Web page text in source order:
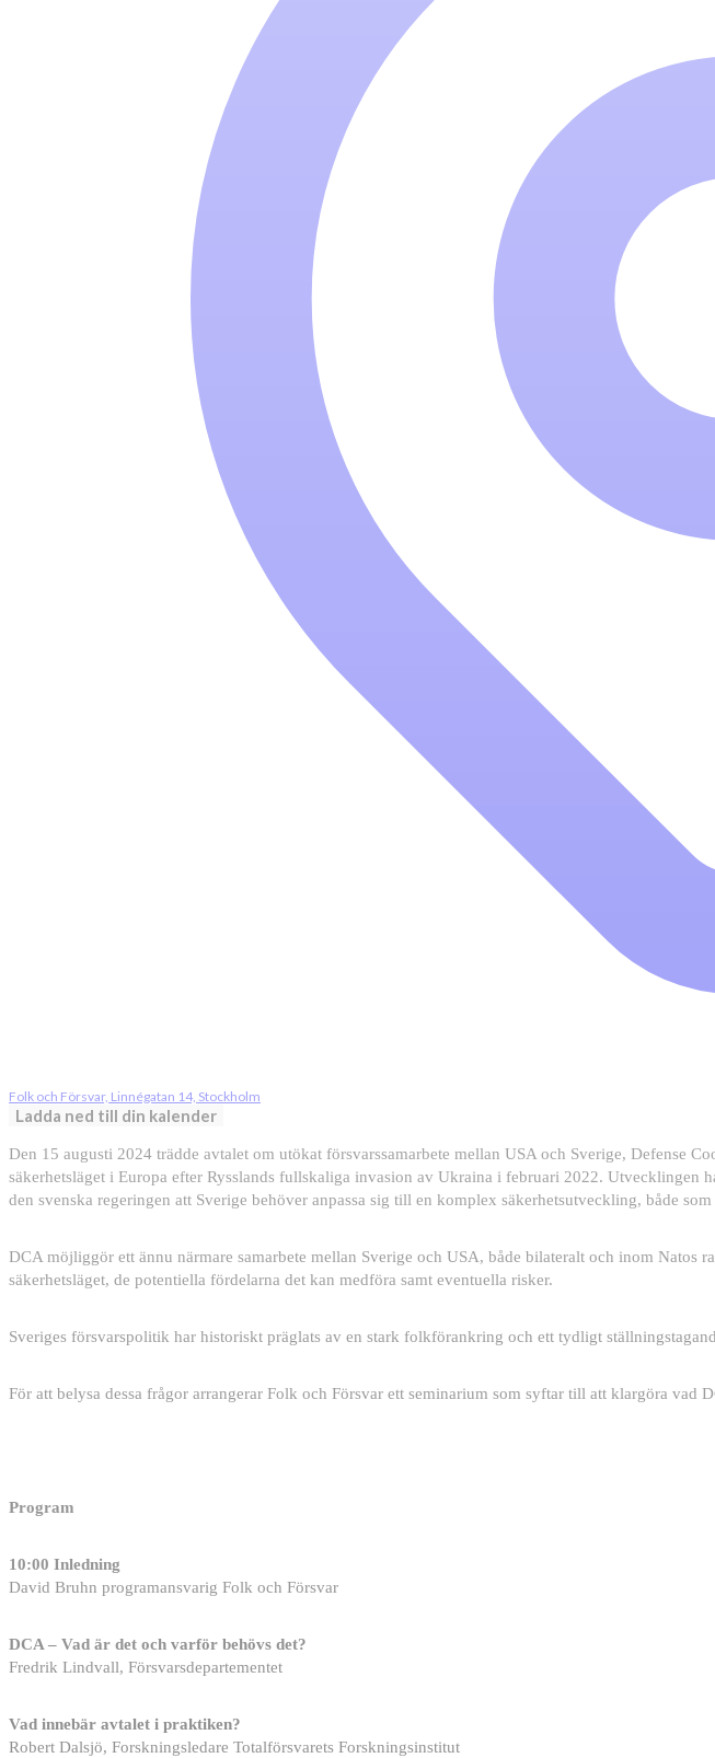
Folk och Försvar, Linnégatan 14, Stockholm
Ladda ned till din kalender
Den 15 augusti 2024 trädde avtalet om utökat försvarssamarbete mellan USA och Sverige, Defense
säkerhetsläget i Europa efter Rysslands fullskaliga invasion av Ukraina i februari 2022.
den svenska regeringen att Sverige behöver anpassa sig till en komplex säkerhetsutveckling, både
DCA möjliggör ett ännu närmare samarbete mellan Sverige och USA, både bilateralt och inom
säkerhetsläget, de potentiella fördelarna det kan medföra samt eventuella risker.
Sveriges försvarspolitik har historiskt präglats av en stark folkförankring och ett tydligt
För att belysa dessa frågor arrangerar Folk och Försvar ett seminarium som syftar till att klargöra
Program
10:00 Inledning
David Bruhn programansvarig Folk och Försvar
DCA – Vad är det och varför behövs det?
Fredrik Lindvall, Försvarsdepartementet
Vad innebär avtalet i praktiken?
Robert Dalsjö, Forskningsledare Totalförsvarets Forskningsinstitut